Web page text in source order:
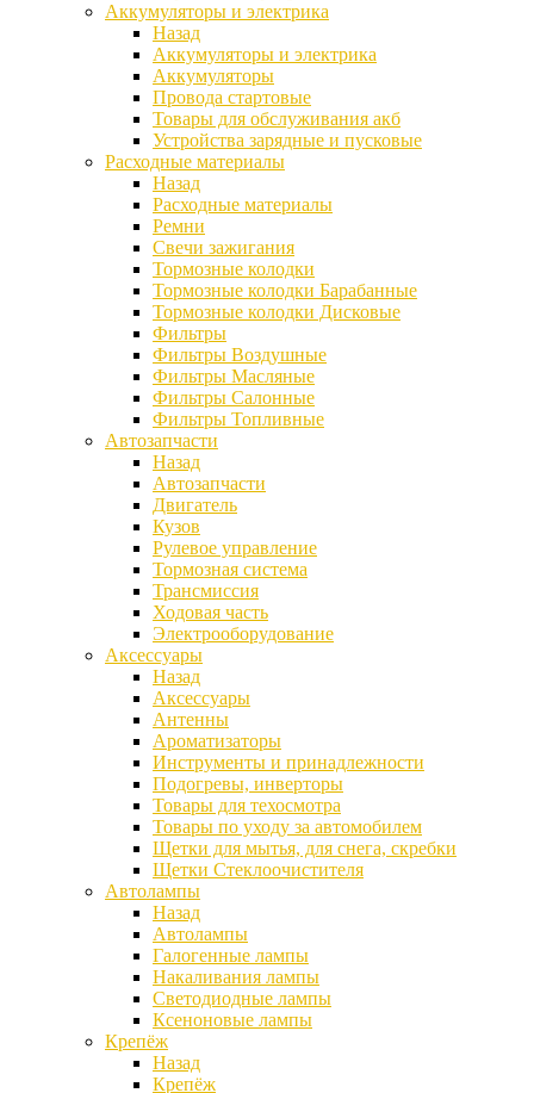
Аккумуляторы и электрика
Назад
Аккумуляторы и электрика
Аккумуляторы
Провода стартовые
Товары для обслуживания акб
Устройства зарядные и пусковые
Расходные материалы
Назад
Расходные материалы
Ремни
Свечи зажигания
Тормозные колодки
Тормозные колодки Барабанные
Тормозные колодки Дисковые
Фильтры
Фильтры Воздушные
Фильтры Масляные
Фильтры Салонные
Фильтры Топливные
Автозапчасти
Назад
Автозапчасти
Двигатель
Кузов
Рулевое управление
Тормозная система
Трансмиссия
Ходовая часть
Электрооборудование
Аксессуары
Назад
Аксессуары
Антенны
Ароматизаторы
Инструменты и принадлежности
Подогревы, инверторы
Товары для техосмотра
Товары по уходу за автомобилем
Щетки для мытья, для снега, скребки
Щетки Стеклоочистителя
Автолампы
Назад
Автолампы
Галогенные лампы
Накаливания лампы
Светодиодные лампы
Ксеноновые лампы
Крепёж
Назад
Крепёж